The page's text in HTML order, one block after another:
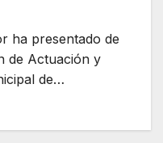
ha presentado de
de Actuación y
de…